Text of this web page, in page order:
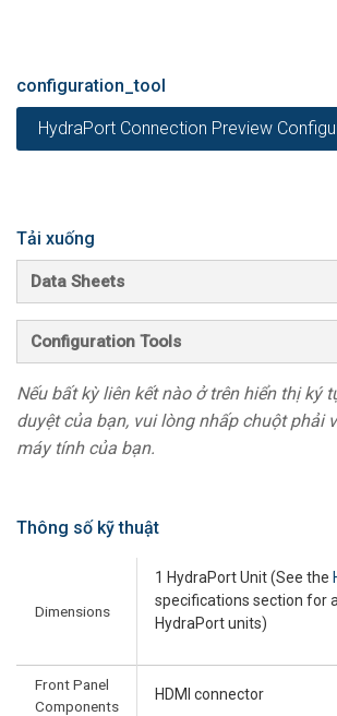
configuration_tool
HydraPort Connection Preview
Tải xuống
Data Sheets
Configuration Tools
Nếu bất kỳ liên kết nào ở trên hiển thị ký
duyệt của bạn, vui lòng nhấp chuột phải
máy tính của bạn.
Thông số kỹ thuật
Dimensions
1 HydraPort Unit (See the
specifications section for
HydraPort units)
Front Panel
Components
HDMI connector